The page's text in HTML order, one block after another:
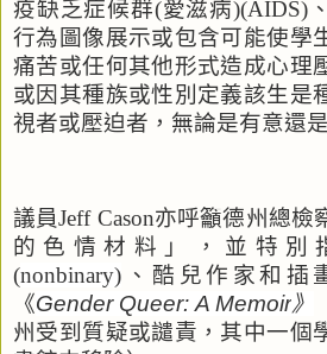
疫缺乏症候群(愛滋病)(AIDS)
行為圖像展示或包含可能使學
痛苦或任何其他形式造成心理
或因其種族或性別定義該生是
視者或壓迫者，無論是有意還
議員Jeff Cason亦呼籲德州總檢
的色情材料」，並特別
(nonbinary) 、酷兒作家和插
《Gender Queer: A Memoir》
州受到 質疑或譴責，其中一個